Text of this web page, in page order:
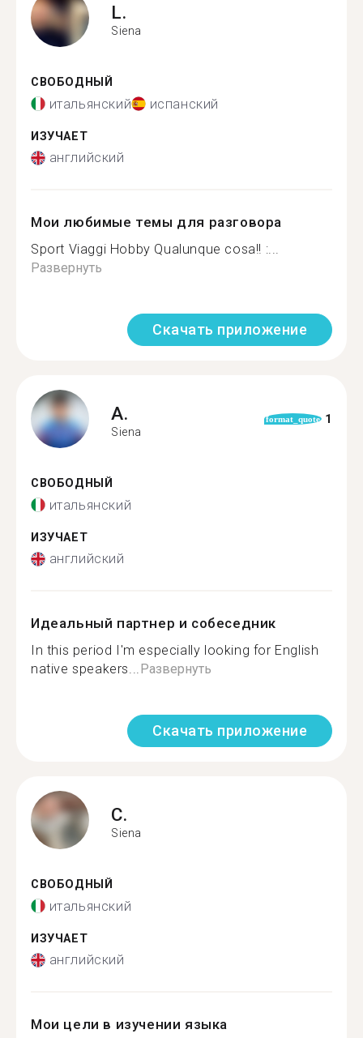
L.
Siena
СВОБОДНЫЙ
итальянский испанский
ИЗУЧАЕТ
английский
Мои любимые темы для разговора
Sport Viaggi Hobby Qualunque cosa!! :...
Развернуть
Скачать приложение
A.
Siena
format_quote 1
СВОБОДНЫЙ
итальянский
ИЗУЧАЕТ
английский
Идеальный партнер и собеседник
In this period I'm especially looking for English
native speakers...Развернуть
Скачать приложение
C.
Siena
СВОБОДНЫЙ
итальянский
ИЗУЧАЕТ
английский
Мои цели в изучении языка